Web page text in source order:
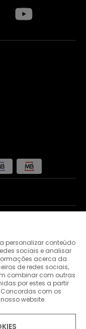
personalizar conteúdo
sociais e analisar
acerca da
de redes sociais,
combinar com outras
por estes a partir
com os
website.